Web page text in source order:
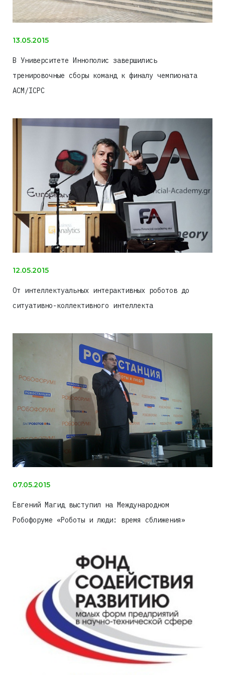
13.05.2015
В Университете Иннополис завершились
тренировочные сборы команд к финалу чемпионата
ACM/ICPC
12.05.2015
От интеллектуальных интерактивных роботов до
ситуативно-коллективного интеллекта
07.05.2015
Евгений Магид выступил на Международном
Робофоруме «Роботы и люди: время сближения»